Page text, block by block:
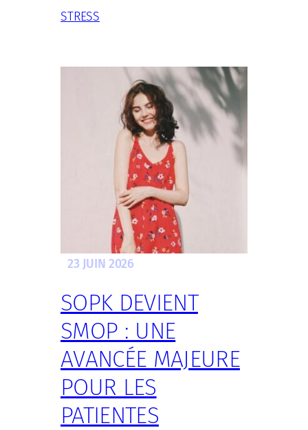
STRESS
23 JUIN 2026
SOPK DEVIENT
SMOP : UNE
AVANCÉE MAJEURE
POUR LES
PATIENTES